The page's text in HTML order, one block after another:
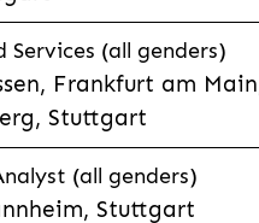
Services (all genders)
Frankfurt am
Stuttgart
(all genders)
Stuttgart